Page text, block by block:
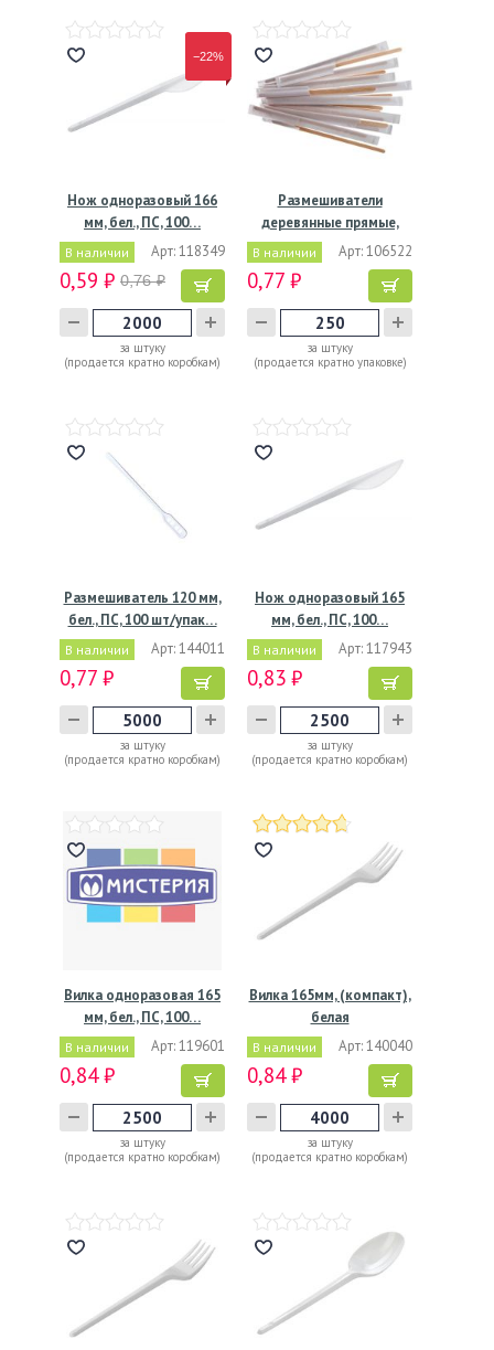
−22%
Нож одноразовый 166
мм, бел., ПС, 100…
В наличии Арт: 118349
0,59 ₽ 0,76 ₽
за штуку
(продается кратно коробкам)
Размешиватели
деревянные прямые,
140*6*1,8…
В наличии Арт: 106522
0,77 ₽
за штуку
(продается кратно упаковке)
Размешиватель 120 мм,
бел., ПС, 100 шт/упак…
В наличии Арт: 144011
0,77 ₽
за штуку
(продается кратно коробкам)
Нож одноразовый 165
мм, бел., ПС, 100…
В наличии Арт: 117943
0,83 ₽
за штуку
(продается кратно коробкам)
Вилка одноразовая 165
мм, бел., ПС, 100…
В наличии Арт: 119601
0,84 ₽
за штуку
(продается кратно коробкам)
Вилка 165мм, (компакт),
белая
В наличии Арт: 140040
0,84 ₽
за штуку
(продается кратно коробкам)